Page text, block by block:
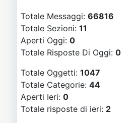
Vecchio Sito
Forum
Totale Messaggi: 66816
Totale Sezioni: 11
Aperti Oggi: 0
Totale Risposte Di Oggi: 0
Totale Oggetti: 1047
Totale Categorie: 44
Aperti Ieri: 0
Totale risposte di ieri: 2